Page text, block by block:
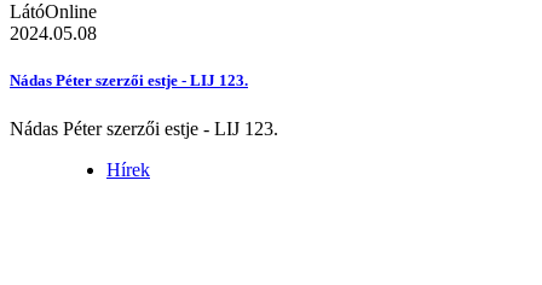
LátóOnline
2024.05.08
Nádas Péter szerzői estje - LIJ 123.
Nádas Péter szerzői estje - LIJ 123.
Hírek